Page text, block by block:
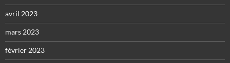
avril 2023
mars 2023
février 2023